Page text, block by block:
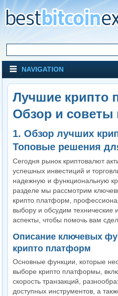
NAVIGATION
Лучшие крипто
Обзор и
1. Обзор лучших
Топовые решения
Сегодня рынок криптовалют
успешных инвестиций и
надежную и функциональную
разделе мы рассмотрим
крипто платформ,
выбору и обсудим технические
аспекты, чтобы помочь вам
Описание ключевых
крипто платформ
Основные функции, которые
выборе крипто платформы,
скорость транзакций,
доступных инструментов, а